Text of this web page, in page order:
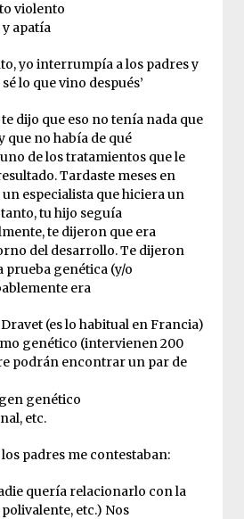
violento
apatía
yo interrumpía a los padres y
lo que vino después’
dijo que eso no tenía nada que
que no había de qué
de los tratamientos que le
Tardaste meses en
especialista que hiciera un
tu hijo seguía
te dijeron que era
del desarrollo. Te dijeron
prueba genética (y/o
era
(es lo habitual en Francia)
genético (intervienen 200
podrán encontrar un par de
genético
etc.
padres me contestaban:
quería relacionarlo con la
etc.) Nos